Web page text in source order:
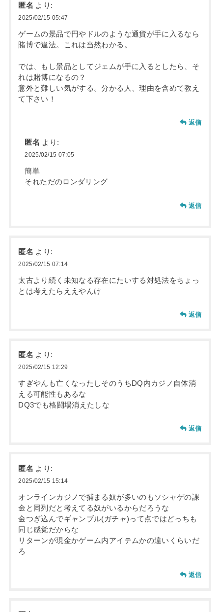
匿名 より:
2025/02/15 05:47
ゲームの景品で円やドルのような通貨が手に入るなら
賭博で違法。これは当然わかる。
では、もし景品としてジェムが手に入るとしたら、そ
れは賭博になるの？
意外と難しい気がする。分かる人、理由を含めて教え
て下さい！
返信
匿名 より:
2025/02/15 07:05
簡単
それただのロンダリング
返信
匿名 より:
2025/02/15 07:14
太古より続く未知なる存在にたいする対処法をちょっ
とは考えたらええやんけ
返信
匿名 より:
2025/02/15 12:29
すぎやんも亡くなったしそのうちDQ内カジノ自体消
える可能性もあるな
DQ3でも格闘場消えたしな
返信
匿名 より:
2025/02/15 15:14
オンラインカジノで捕まる奴が多いのもソシャゲの課
金と同列だと考えてる奴がいるからだろうな
金つぎ込んでギャンブル(ガチャ)って点ではどっちも
同じ感覚だからな
リターンが現金かゲーム内アイテムかの違いくらいだ
ろ
返信